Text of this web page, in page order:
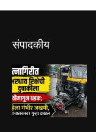
संपादकीय